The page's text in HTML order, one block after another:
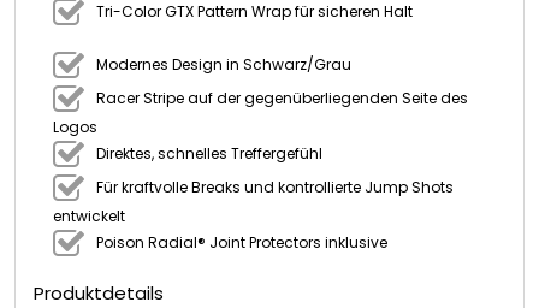
Tri-Color GTX Pattern Wrap für sicheren Halt
Modernes Design in Schwarz/Grau
Racer Stripe auf der gegenüberliegenden Seite des
Logos
Direktes, schnelles Treffergefühl
Für kraftvolle Breaks und kontrollierte Jump Shots
entwickelt
Poison Radial® Joint Protectors inklusive
Produktdetails